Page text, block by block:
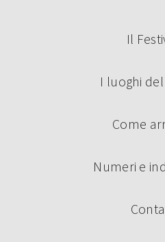
Il
I luoghi
Come
Numeri e